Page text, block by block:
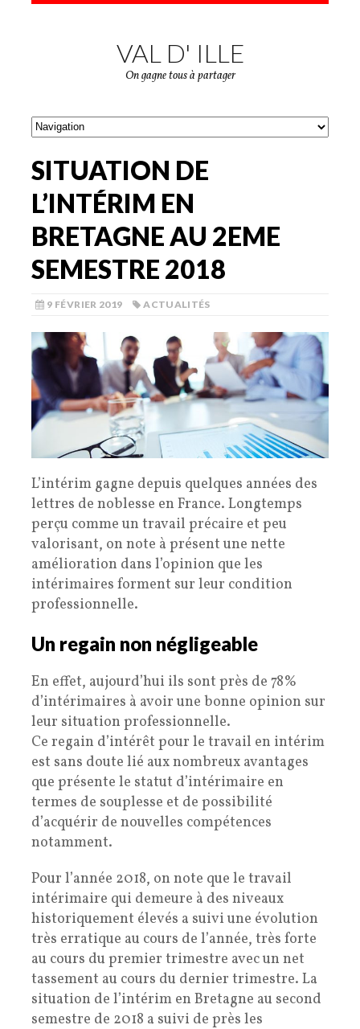
VAL D' ILLE
On gagne tous à partager
SITUATION DE
L’INTÉRIM EN
BRETAGNE AU 2EME
SEMESTRE 2018
9 FÉVRIER 2019 ACTUALITÉS
L’intérim gagne depuis quelques années des
lettres de noblesse en France. Longtemps
perçu comme un travail précaire et peu
valorisant, on note à présent une nette
amélioration dans l’opinion que les
intérimaires forment sur leur condition
professionnelle.
Un regain non négligeable
En effet, aujourd’hui ils sont près de 78%
d’intérimaires à avoir une bonne opinion sur
leur situation professionnelle.
Ce regain d’intérêt pour le travail en intérim
est sans doute lié aux nombreux avantages
que présente le statut d’intérimaire en
termes de souplesse et de possibilité
d’acquérir de nouvelles compétences
notamment.
Pour l’année 2018, on note que le travail
intérimaire qui demeure à des niveaux
historiquement élevés a suivi une évolution
très erratique au cours de l’année, très forte
au cours du premier trimestre avec un net
tassement au cours du dernier trimestre. La
situation de l’intérim en Bretagne au second
semestre de 2018 a suivi de près les